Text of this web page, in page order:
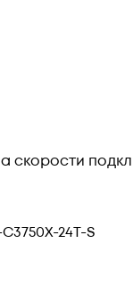
скорости
24T-S